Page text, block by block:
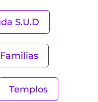
S.U.D
Templos